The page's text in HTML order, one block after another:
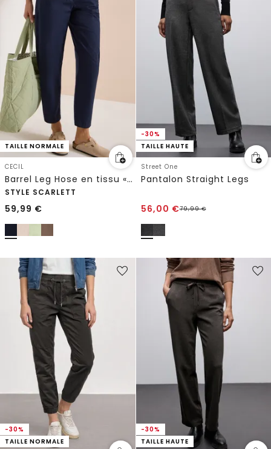
TAILLE NORMALE
CECIL
Barrel Leg Hose en tissu « Papertouch »
STYLE SCARLETT
59,99 €
-30%
TAILLE HAUTE
Street One
Pantalon Straight Legs
56,00 €79,99€
-30%
TAILLE NORMALE
-30%
TAILLE HAUTE